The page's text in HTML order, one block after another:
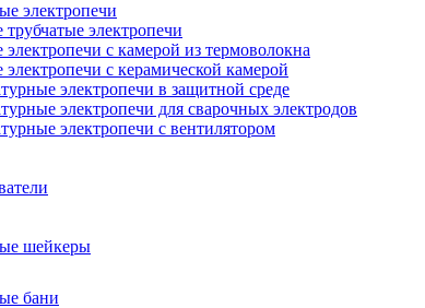
электропечи
электропечи
с камерой из термоволокна
с керамической камерой
электропечи в защитной среде
электропечи для cварочных электродов
электропечи с вентилятором
шейкеры
бани